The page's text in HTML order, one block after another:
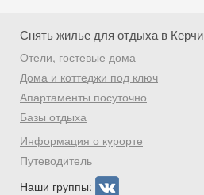
Снять жилье для отдыха в Керчи
Отели, гостевые дома
Дома и коттеджи под ключ
Апартаменты посуточно
Базы отдыха
Информация о курорте
Путеводитель
Наши группы: